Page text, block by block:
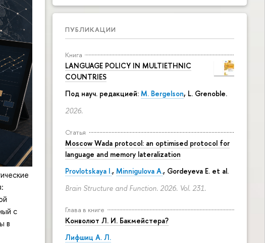
ПУБЛИКАЦИИ
Книга
LANGUAGE POLICY IN MULTIETHNIC
COUNTRIES
Под науч. редакцией: M. Bergelson, L. Grenoble.
2026.
Статья
Moscow Wada protocol: an optimised protocol for
language and memory lateralization
Provlotskaya I., Minnigulova A., Gordeyeva E. et al.
Brain Structure and Function. 2026. Vol. 231.
Глава в книге
Конволют Л. И. Бакмейстера?
Лифшиц А. Л.
с
в